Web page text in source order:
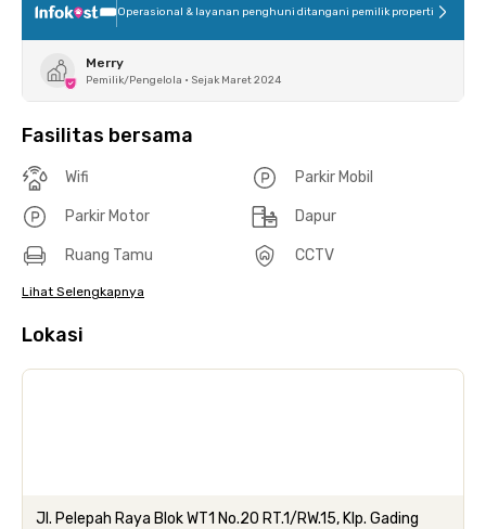
Operasional & layanan penghuni ditangani pemilik properti
Merry
Pemilik/Pengelola • Sejak Maret 2024
Fasilitas bersama
Wifi Parkir Mobil
Parkir Motor Dapur
Ruang Tamu CCTV
Lihat Selengkapnya
Lokasi
Jl. Pelepah Raya Blok WT1 No.20 RT.1/RW.15, Klp. Gading